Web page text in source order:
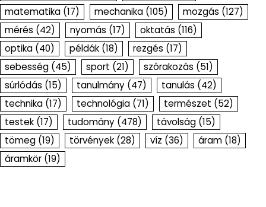
matematika (17) mechanika (105) mozgás (127)
mérés (42) nyomás (17) oktatás (116)
optika (40) példák (18) rezgés (17)
sebesség (45) sport (21) szórakozás (51)
súrlódás (15) tanulmány (47) tanulás (42)
technika (17) technológia (71) természet (52)
testek (17) tudomány (478) távolság (15)
tömeg (19) törvények (28) víz (36) áram (18)
áramkör (19)